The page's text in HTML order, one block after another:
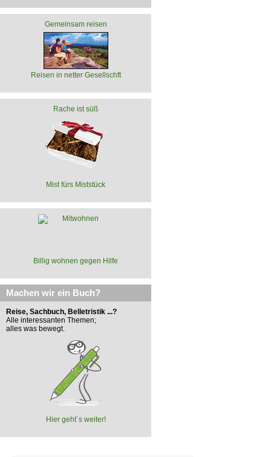
Gemeinsam reisen
Reisen in netter Gesellschft
Rache ist süß
Mist fürs Miststück
Billig wohnen gegen Hilfe
Machen wir ein Buch?
Reise, Sachbuch, Belletristik ...?
Alle interessanten Themen;
alles was bewegt.
Hier geht´s weiter!